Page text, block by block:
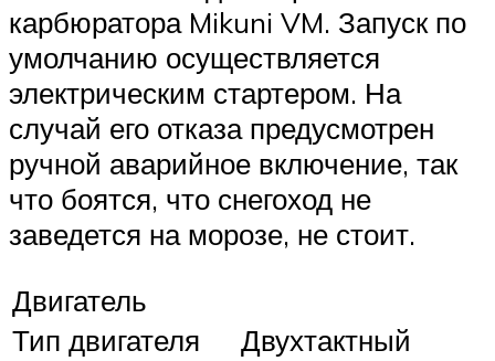
карбюратора Mikuni VM. Запуск по
умолчанию осуществляется
электрическим стартером. На
случай его отказа предусмотрен
ручной аварийное включение, так
что боятся, что снегоход не
заведется на морозе, не стоит.
Двигатель
Тип двигателя
Двухтактный